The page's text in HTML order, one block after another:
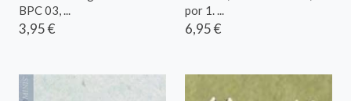
BPC 03, ...
3,95 €
por 1. ...
6,95 €